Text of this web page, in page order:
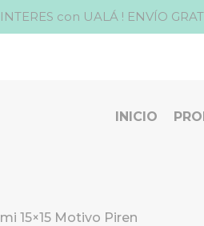
con UALÁ ! ENVÍO
INICIO
15×15 Motivo Piren